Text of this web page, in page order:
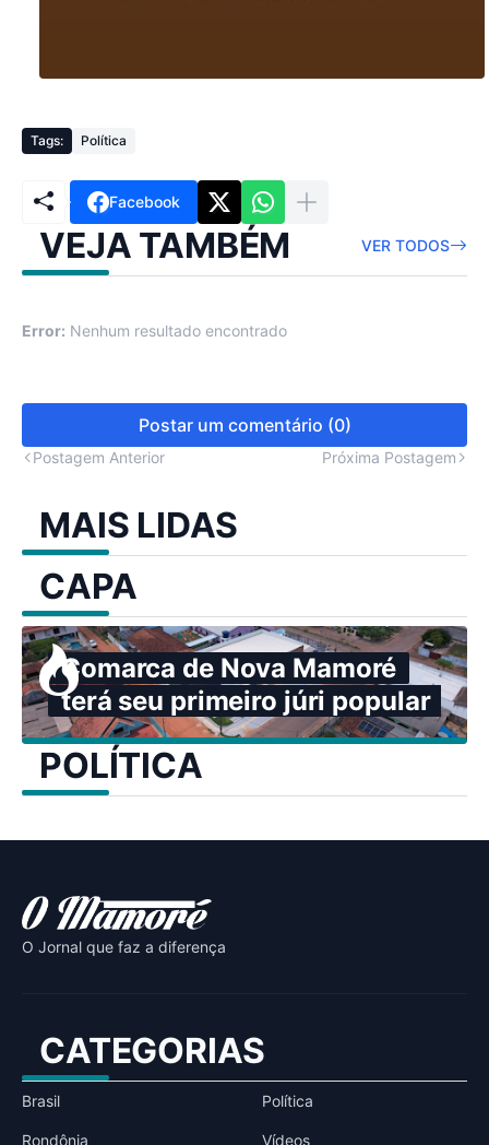
Tags: Política
Facebook
VEJA TAMBÉM VER TODOS
Error: Nenhum resultado encontrado
Postar um comentário (0)
Postagem Anterior Próxima Postagem
MAIS LIDAS
CAPA
Comarca de Nova Mamoré
terá seu primeiro júri popular
POLÍTICA
O Jornal que faz a diferença
CATEGORIAS
Brasil Política
Rondônia Vídeos